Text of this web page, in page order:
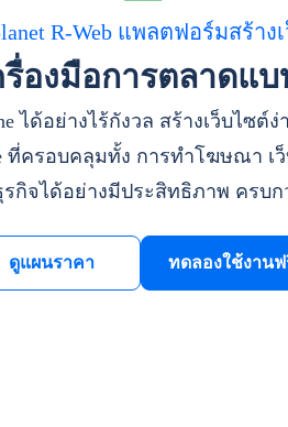
R-Web แพลตฟอร์มสร้าง
องมือการตลาดแบ
ได้อย่างไร้กังวล สร้างเว็บไซต์
ที่ครอบคลุมทั้ง การทำโฆษณา เ
จได้อย่างมีประสิทธิภาพ ครบก
ดูแผนราคา ทดลองใช้งานฟ